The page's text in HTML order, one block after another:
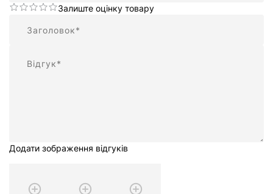
Залиште оцінку товару
Додати зображення відгуків